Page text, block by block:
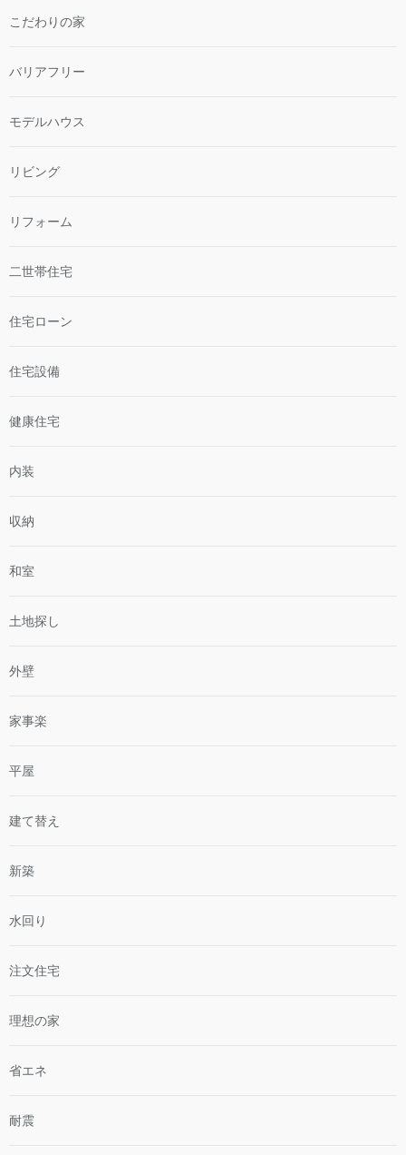
こだわりの家
バリアフリー
モデルハウス
リビング
リフォーム
二世帯住宅
住宅ローン
住宅設備
健康住宅
内装
収納
和室
土地探し
外壁
家事楽
平屋
建て替え
新築
水回り
注文住宅
理想の家
省エネ
耐震